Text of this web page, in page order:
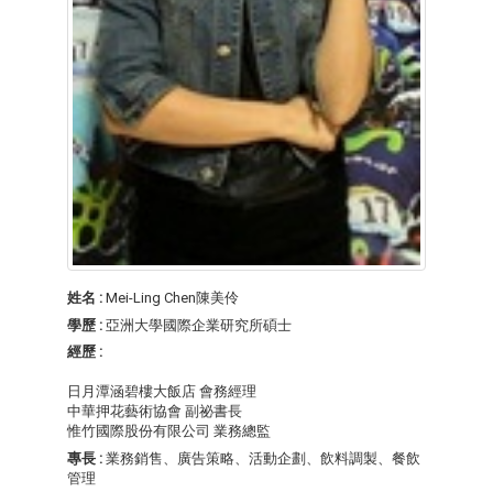
姓名 : Mei-Ling Chen陳美伶
學歷 : 亞洲大學國際企業研究所碩士
經歷 :
日月潭涵碧樓大飯店 會務經理
中華押花藝術協會 副祕書長
惟竹國際股份有限公司 業務總監
專長 : 業務銷售、廣告策略、活動企劃、飲料調製、餐飲
管理